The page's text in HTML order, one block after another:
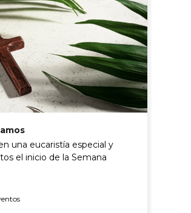
una eucaristía especial y
el inicio de la Semana